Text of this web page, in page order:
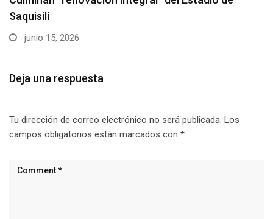
mayo 17, 2026
Deja una respuesta
Tu dirección de correo electrónico no será publicada. Los
campos obligatorios están marcados con *